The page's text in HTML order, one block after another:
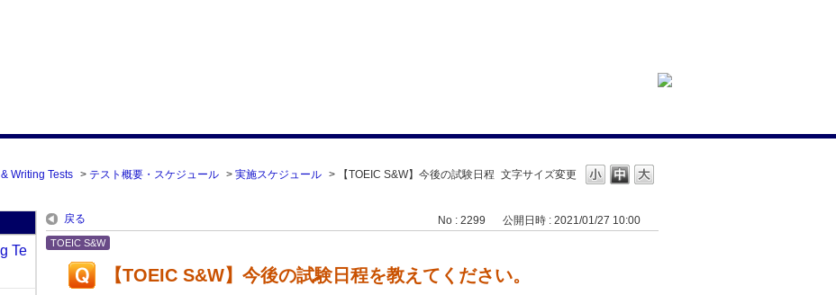
文字サイズ変更
Writing Tests > テスト概要・スケジュール > 実施スケジュール >
【TOEIC S&W】今後の試験日程
Te
戻る No : 2299 公開日時 : 2021/01/27 10:00
TOEIC S&W
【TOEIC S&W】今後の試験日程を教えてください。